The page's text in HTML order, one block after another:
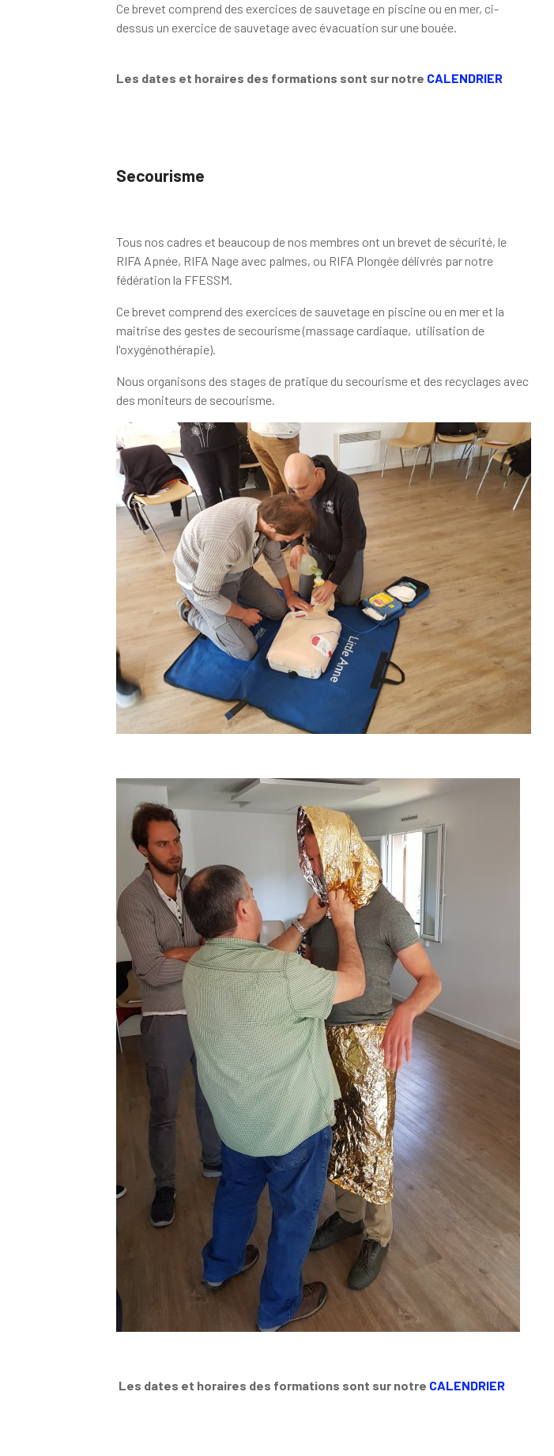
Ce brevet comprend des exercices de sauvetage en piscine ou en mer, ci-
dessus un exercice de sauvetage avec évacuation sur une bouée.
Les dates et horaires des formations sont sur notre CALENDRIER
Secourisme
Tous nos cadres et beaucoup de nos membres ont un brevet de sécurité, le
RIFA Apnée, RIFA Nage avec palmes, ou RIFA Plongée délivrés par notre
fédération la FFESSM.
Ce brevet comprend des exercices de sauvetage en piscine ou en mer et la
maitrise des gestes de secourisme (massage cardiaque, utilisation de
l'oxygénothérapie).
Nous organisons des stages de pratique du secourisme et des recyclages avec
des moniteurs de secourisme.
Les dates et horaires des formations sont sur notre CALENDRIER